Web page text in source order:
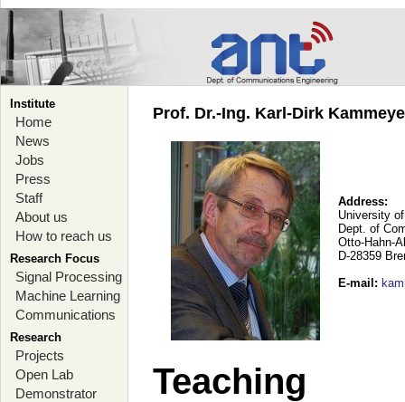
Institute
Home
News
Jobs
Press
Staff
About us
How to reach us
Research Focus
Signal Processing
Machine Learning
Communications
Research
Projects
Open Lab
Demonstrator
Prof. Dr.-Ing. Karl-Dirk
Address:
University
Dept. of
Otto-Hahn-
D-28359
E-mail :
Teaching